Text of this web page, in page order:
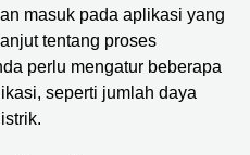
masuk pada aplikasi yang
tentang proses
perlu mengatur beberapa
seperti jumlah daya